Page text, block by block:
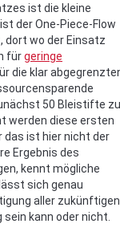
ist die kleine
ist der One-Piece-Flow
dort wo der Einsatz
fürgeringe
die klar
50 Bleistifte zu
werden diese ersten
das ist hier nicht der
Ergebnis des
kennt mögliche
sich genau
aller zukünftigen
kann oder nicht.